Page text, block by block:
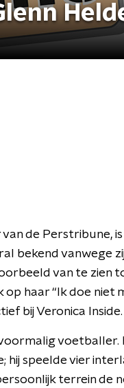
de Perstribune, is
bekend vanwege
van te zien
haar “Ik doe niet
bij Veronica Inside.
voetballer.
hij speelde vier
terrein de